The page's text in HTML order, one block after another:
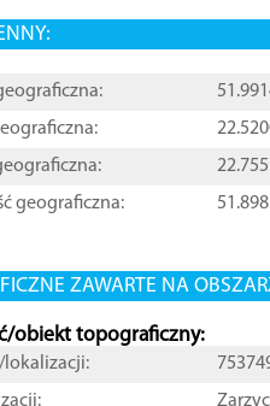
geograficzna:
ZAWARTE NA
obiekt topograficzny:
lokalizacji:
Zarzyc